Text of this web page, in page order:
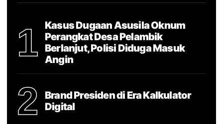
1
Kasus Dugaan Asusila Oknum
Perangkat Desa Pelambik
Berlanjut, Polisi Diduga Masuk
Angin
2
Brand Presiden di Era Kalkulator
Digital